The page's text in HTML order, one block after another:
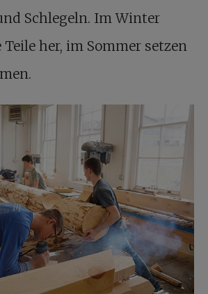
Schlegeln. Im Winter
her, im Sommer setzen